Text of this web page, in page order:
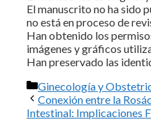
El manuscrito no ha sido
no está en proceso de
Han obtenido los
imágenes y gráficos
Han preservado las
Categorías
Ginecología y
Conexión entre la
Intestinal: Implicaciones